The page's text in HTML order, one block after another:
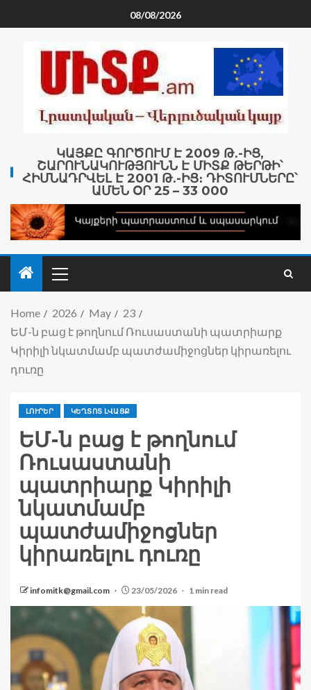
08/08/2026
ԿԱՅՔԸ ԳՈՐԾՈՒՄ Է 2009 Թ․-ԻՑ,
ՇԱՐՈՒՆԱԿՈՒԹՅՈՒՆՆ Է ՄԻՏՔ ԹԵՐԹԻ՝
ՀԻՄՆԱԴՐՎԵԼ Է 2001 Թ․-ԻՑ։ ԴԻՏՈՒՄՆԵՐԸ՝
ԱՄԵՆ ՕՐ 25 – 33 000
Home 2026 May
23
ԵՄ-ն բաց է թողնում Ռուսաստանի պատրիարք
Կիրիլի նկատմամբ պատժամիջոցներ կիրառելու
դուռը
ԼՈՒՐԵՐ ԿԵՂՏՈՏ ԼՎԱՑՔ
ԵՄ-ն բաց է թողնում
Ռուսաստանի
պատրիարք Կիրիլի
նկատմամբ
պատժամիջոցներ
կիրառելու դուռը
infomitk@gmail.com 23/05/2026 1 min read